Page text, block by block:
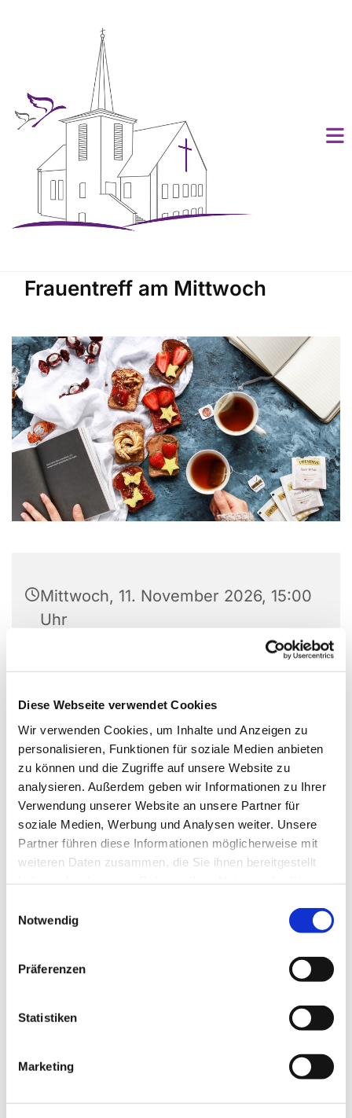
Diese Webseite verwendet Cookies
Wir verwenden Cookies, um Inhalte und Anzeigen zu
personalisieren, Funktionen für soziale Medien anbieten
zu können und die Zugriffe auf unsere Website zu
analysieren. Außerdem geben wir Informationen zu Ihrer
Verwendung unserer Website an unsere Partner für
soziale Medien, Werbung und Analysen weiter. Unsere
Partner führen diese Informationen möglicherweise mit
weiteren Daten zusammen, die Sie ihnen bereitgestellt
Notwendig
Präferenzen
Statistiken
Marketing
Frauentreff am Mittwoch
Mittwoch, 11. November 2026, 15:00
Uhr
Christuskirche, Matthias-Claudius-
Christel Stabenau und Team
Herzliche Einladung